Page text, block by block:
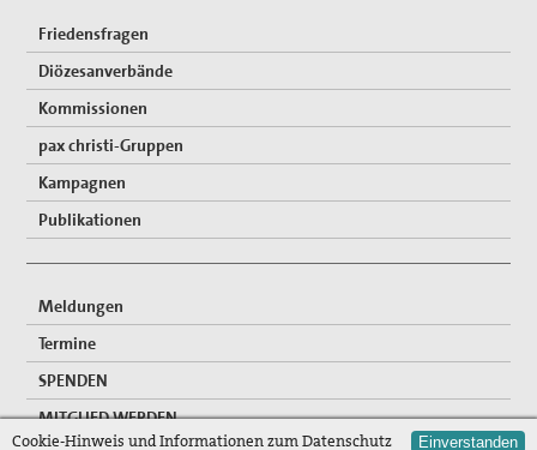
Friedensfragen
Diözesanverbände
Kommissionen
pax christi-Gruppen
Kampagnen
Publikationen
Meldungen
Termine
SPENDEN
MITGLIED WERDEN
Cookie-Hinweis und Informationen zum Datenschutz Einverstanden